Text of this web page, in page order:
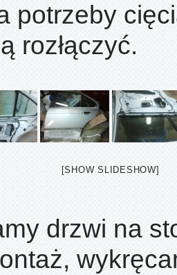
potrzeby
rozłączyć.
[SHOW SLIDESHOW]
drzwi na